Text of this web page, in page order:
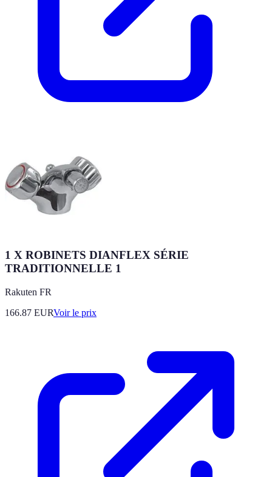
1 X ROBINETS DIANFLEX SÉRIE
TRADITIONNELLE 1
Rakuten FR
166.87 EURVoir le prix